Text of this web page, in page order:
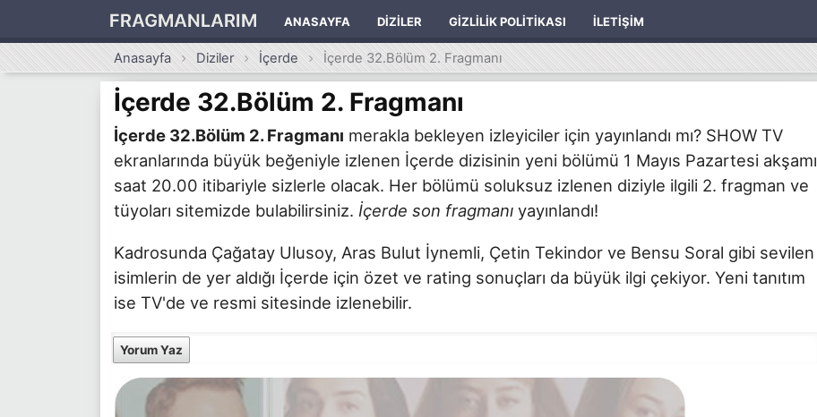
FRAGMANLARIM ANASAYFA DIZILER GIZLILIK POLITIKASI İLETIŞIM
Anasayfa Diziler İçerde İçerde 32.Bölüm 2. Fragmanı
İçerde 32.Bölüm 2. Fragmanı
İçerde 32.Bölüm 2. Fragmanı merakla bekleyen izleyiciler için yayınlandı mı? SHOW TV
ekranlarında büyük beğeniyle izlenen İçerde dizisinin yeni bölümü 1 Mayıs Pazartesi akşamı
saat 20.00 itibariyle sizlerle olacak. Her bölümü soluksuz izlenen diziyle ilgili 2. fragman ve
tüyoları sitemizde bulabilirsiniz. İçerde son fragmanı yayınlandı!
Kadrosunda Çağatay Ulusoy, Aras Bulut İynemli, Çetin Tekindor ve Bensu Soral gibi sevilen
isimlerin de yer aldığı İçerde için özet ve rating sonuçları da büyük ilgi çekiyor. Yeni tanıtım
ise TV'de ve resmi sitesinde izlenebilir.
Yorum Yaz